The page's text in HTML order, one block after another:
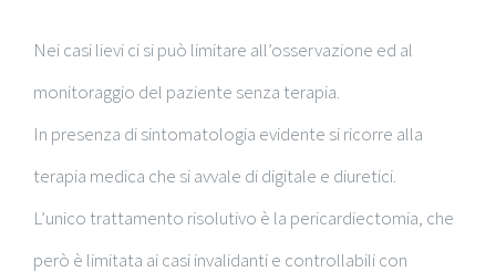
Nei casi lievi ci si può limitare all’osservazione ed al
monitoraggio del paziente senza terapia.
In presenza di sintomatologia evidente si ricorre alla
terapia medica che si avvale di digitale e diuretici.
L’unico trattamento risolutivo è la pericardiectomia, che
però è limitata ai casi invalidanti e controllabili con